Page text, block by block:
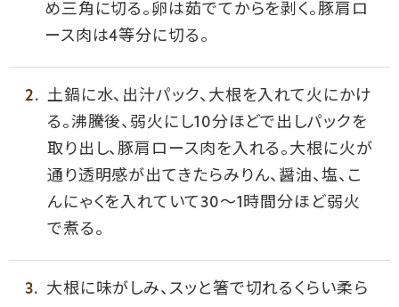
め三角に切る。卵は茹でてからを剥く。豚肩ロ
ース肉は4等分に切る。
土鍋に水、出汁パック、大根を入れて火にかけ
る。沸騰後、弱火にし10分ほどで出しパックを
取り出し、豚肩ロース肉を入れる。大根に火が
通り透明感が出てきたらみりん、醤油、塩、こ
んにゃくを入れていて30〜1時間分ほど弱火
で煮る。
大根に味がしみ、スッと箸で切れるくらい柔ら